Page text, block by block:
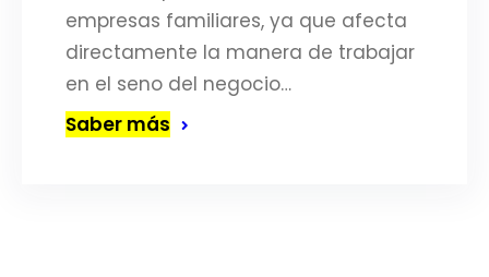
empresas familiares, ya que afecta
directamente la manera de trabajar
en el seno del negocio…
Saber más